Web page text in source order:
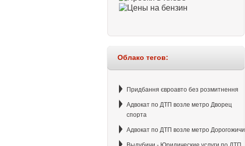
Облако тегов:
Придбання євроавто без розмитнення
Адвокат по ДТП возле метро Дворец
спорта
Адвокат по ДТП возле метро Дорогожичи